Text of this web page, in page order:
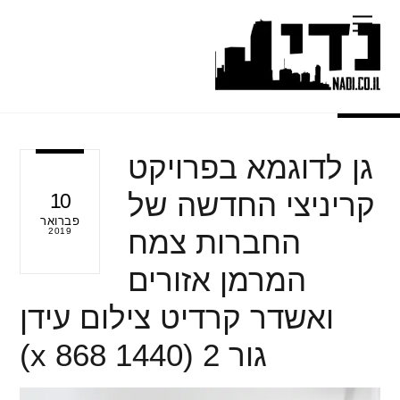
content
Menu
10
פברואר
2019
גן לדוגמא בפרויקט
קריניצי החדשה של
החברות צמח
המרמן אזורים
ואשדר קרדיט צילום עידן
גור 2 (1440 x 868)